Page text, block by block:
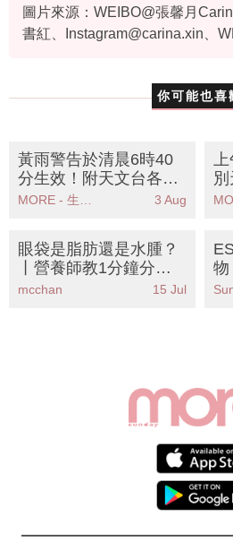
圖片來源：WEIBO@張馨月
書紅、
Instagram@carina.xin 、
你可能也喜
黃雨警告於清晨6時40
分生效！附天文台各區
雨量分佈圖
3 Aug
上
眼袋是脂肪還是水腫？
丨營養師教1分鐘分辨
法＋6大去水腫食物KO
mcchan 15 Jul
物